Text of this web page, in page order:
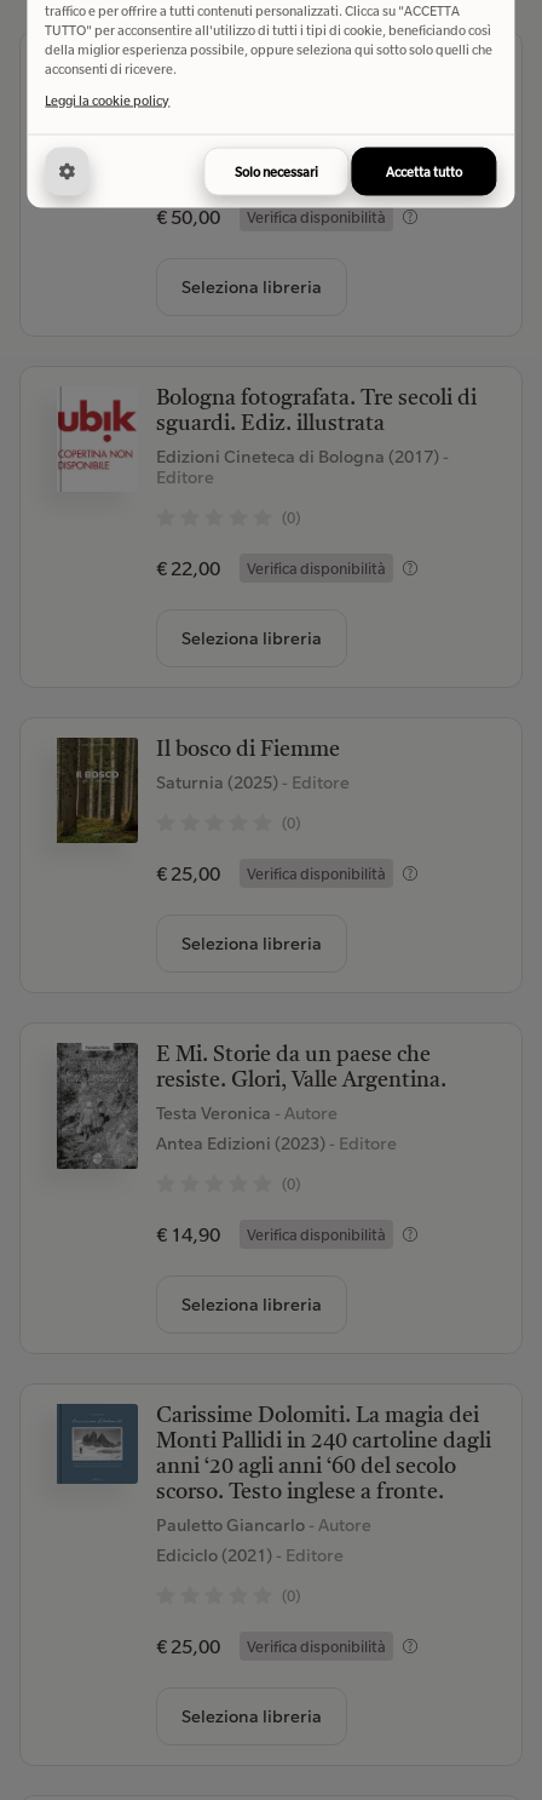
Vigezzo. Notizie storiche
Rizzi Enrico
(0)
€ 50,00 Verifica disponibilità
Seleziona libreria
Bologna fotografata. Tre secoli di
sguardi. Ediz. illustrata
Edizioni Cineteca di Bologna (2017)-
Editore
(0)
€ 22,00 Verifica disponibilità
Seleziona libreria
Il bosco di Fiemme
Saturnia (2025)- Editore
(0)
€ 25,00 Verifica disponibilità
Seleziona libreria
E Mi. Storie da un paese che
resiste. Glori, Valle Argentina.
Testa Veronica - Autore
Antea Edizioni (2023)- Editore
(0)
€ 14,90 Verifica disponibilità
Seleziona libreria
Carissime Dolomiti. La magia dei
Monti Pallidi in 240 cartoline dagli
anni ‘20 agli anni ‘60 del secolo
scorso. Testo inglese a fronte.
Pauletto Giancarlo - Autore
Ediciclo (2021)- Editore
(0)
€ 25,00 Verifica disponibilità
Seleziona libreria
traffico e per offrire a tutti contenuti personalizzati. Clicca su "ACCETTA
TUTTO" per acconsentire all'utilizzo di tutti i tipi di cookie, beneficiando così
della miglior esperienza possibile, oppure seleziona qui sotto solo quelli che
acconsenti di ricevere.
Leggi la cookie policy
Solo necessari Accetta tutto